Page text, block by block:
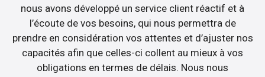
nous avons développé un service client réactif et à
l’écoute de vos besoins, qui nous permettra de
prendre en considération vos attentes et d’ajuster nos
capacités afin que celles-ci collent au mieux à vos
obligations en termes de délais. Nous nous